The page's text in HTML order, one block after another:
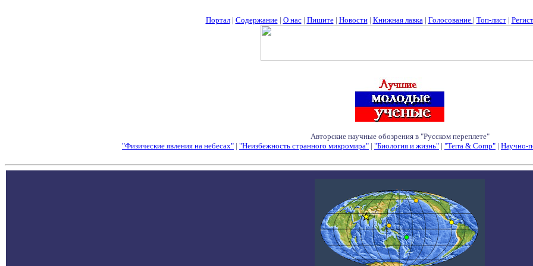
Портал| Содержание| О нас| Пишите| Новости| Книжная лавка| Голосование | Топ-лист|
Авторские научные обозрения в "Русском переплете"
"Физические явления на небесах" | "Неизбежность странного микромира" | "Биология и жизнь" | "Terra & Comp" | Научно-